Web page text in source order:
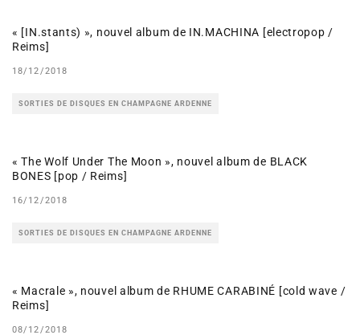
« [IN.stants) », nouvel album de IN.MACHINA [electropop /
Reims]
18/12/2018
SORTIES DE DISQUES EN CHAMPAGNE ARDENNE
« The Wolf Under The Moon », nouvel album de BLACK
BONES [pop / Reims]
16/12/2018
SORTIES DE DISQUES EN CHAMPAGNE ARDENNE
« Macrale », nouvel album de RHUME CARABINÉ [cold wave /
Reims]
08/12/2018